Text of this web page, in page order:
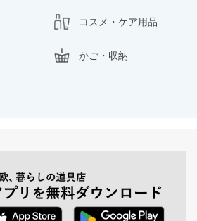
コスメ・ケア用品
かご・収納